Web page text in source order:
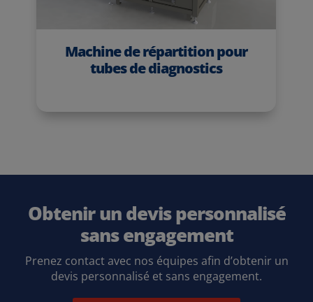
Machine de répartition pour
tubes de diagnostics
Obtenir un devis personnalisé
sans engagement
Prenez contact avec nos équipes afin d’obtenir un
devis personnalisé et sans engagement.